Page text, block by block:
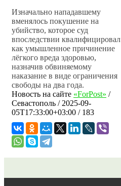
Изначально нападавшему
вменялось покушение на
убийство, которое суд
впоследствии квалифицировал
как умышленное причинение
лёгкого вреда здоровью,
назначив обвиняемому
наказание в виде ограничения
свободы на два года.
Новость на сайте «ForPost» /
Севастополь / 2025-09-
05T17:33:00+03:00 / 183